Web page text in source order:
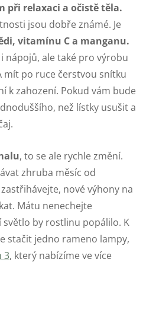
při relaxaci a očistě těla.
jsou dobře známé. Je
vitamínu C a manganu.
nápojů, ale také pro výrobu
mít po ruce čerstvou snítku
k zahození. Pokud vám bude
než lístky usušit a
, to se ale rychle změní.
zhruba měsíc od
nové výhony na
Mátu nenechejte
by rostlinu popálilo. K
stačit jedno rameno lampy,
3, který nabízíme ve více